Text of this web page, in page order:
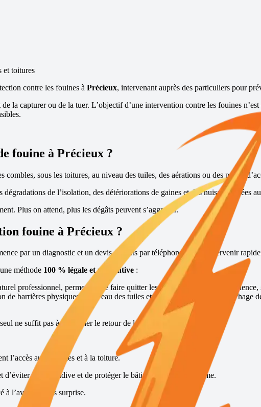
et toitures
contre les fouines à Précieux, intervenant auprès des particuliers pour
la capturer ou de la tuer. L’objectif d’une intervention contre les fouines
fouine à Précieux ?
combles, sous les toitures, au niveau des tuiles, des aérations ou des points
de l’isolation, des détériorations de gaines et des nuisances liées
Plus on attend, plus les dégâts peuvent s’aggraver.
fouine à Précieux ?
par un diagnostic et un devis gratuits par téléphone, afin d’intervenir
méthode 100 % légale et préventive :
professionnel, permettant de faire quitter les lieux à la fouine sans violence,
de barrières physiques au niveau des tuiles et des points d’accès,
ne suffit pas à empêcher le retour de la fouine.
l’accès aux combles et à la toiture.
d’éviter toute récidive et de protéger le bâtiment sur le long terme.
l’avance, sans surprise.